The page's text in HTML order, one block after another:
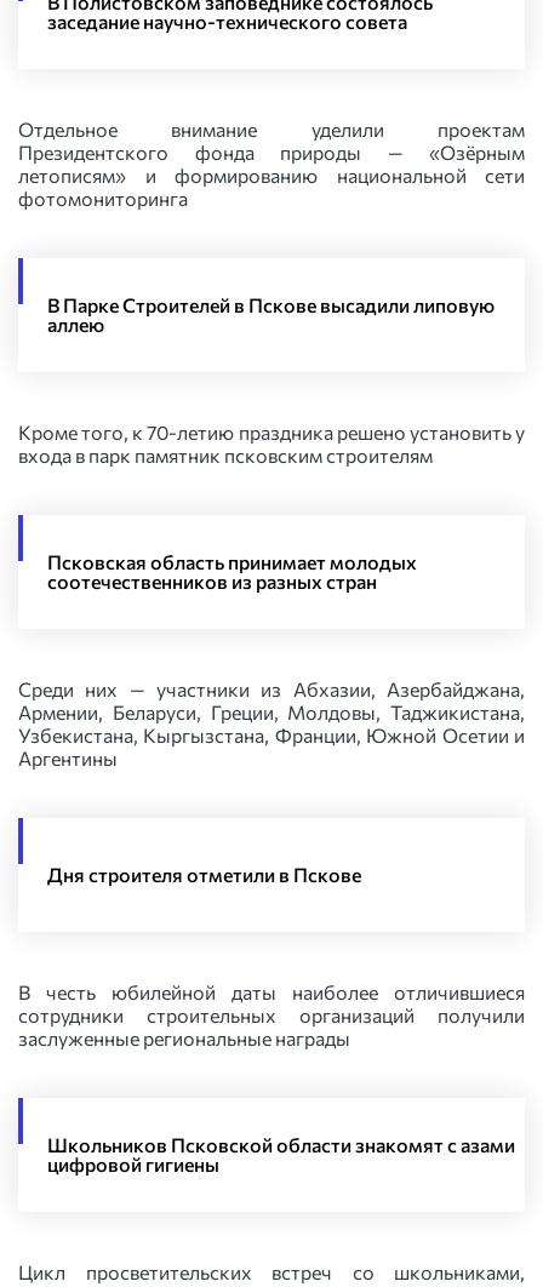
заседание научно-технического совета
Отдельное внимание уделили проектам
Президентского фонда природы — «Озёрным
летописям» и формированию национальной сети
фотомониторинга
В Парке Строителей в Пскове высадили липовую
аллею
Кроме того, к 70-летию праздника решено установить у
входа в парк памятник псковским строителям
Псковская область принимает молодых
соотечественников из разных стран
Среди них — участники из Абхазии, Азербайджана,
Армении, Беларуси, Греции, Молдовы, Таджикистана,
Узбекистана, Кыргызстана, Франции, Южной Осетии и
Аргентины
Дня строителя отметили в Пскове
В честь юбилейной даты наиболее отличившиеся
сотрудники строительных организаций получили
заслуженные региональные награды
Школьников Псковской области знакомят с азами
цифровой гигиены
Цикл просветительских встреч со школьниками,